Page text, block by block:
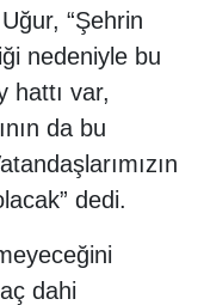
Uğur, “Şehrin
nedeniyle bu
hattı var,
da bu
dedi.
dahi